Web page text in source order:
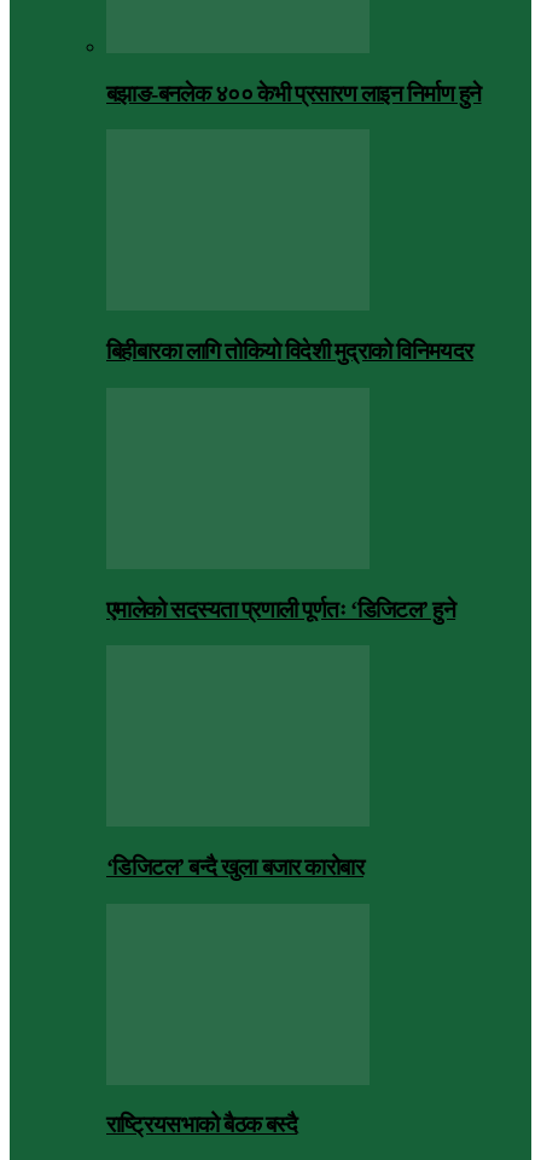
बझाङ-बनलेक ४०० केभी प्रसारण लाइन निर्माण हुने
बिहीबारका लागि तोकियो विदेशी मुद्राको विनिमयदर
एमालेको सदस्यता प्रणाली पूर्णतः ‘डिजिटल’ हुने
‘डिजिटल’ बन्दै खुला बजार कारोबार
राष्ट्रियसभाको बैठक बस्दै